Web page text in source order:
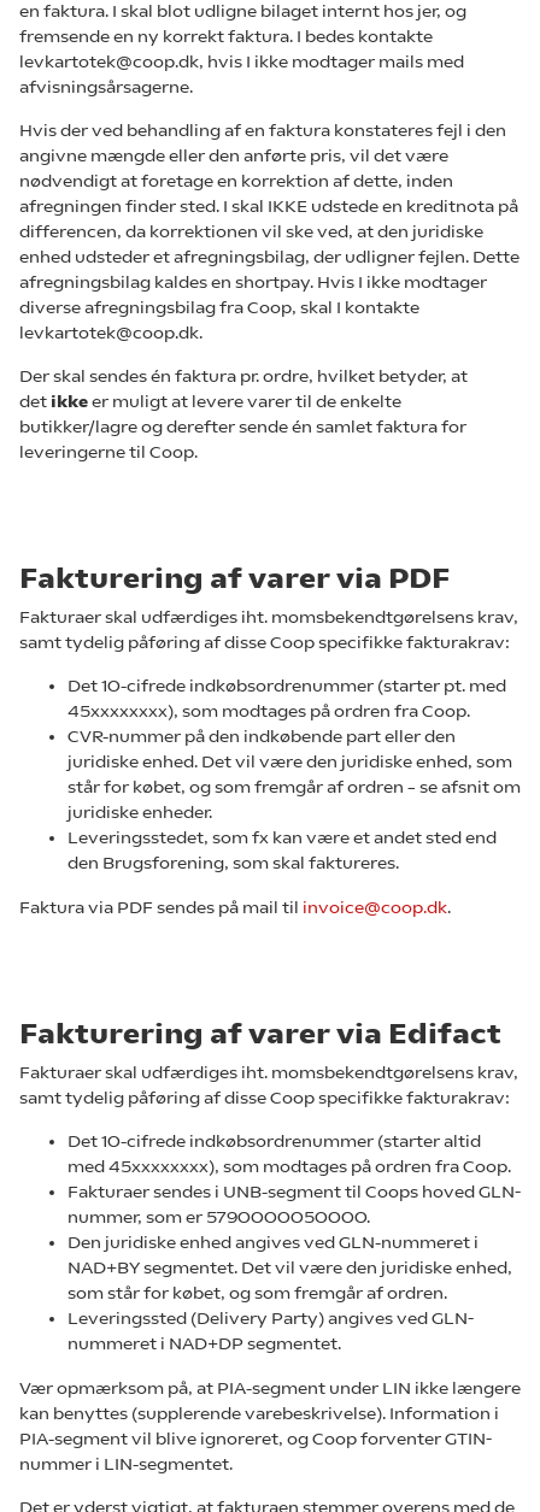
en faktura. I skal blot udligne bilaget internt hos jer, og
fremsende en ny korrekt faktura. I bedes kontakte
levkartotek@coop.dk, hvis I ikke modtager mails med
afvisningsårsagerne.
Hvis der ved behandling af en faktura konstateres fejl i den
angivne mængde eller den anførte pris, vil det være
nødvendigt at foretage en korrektion af dette, inden
afregningen finder sted. I skal IKKE udstede en kreditnota på
differencen, da korrektionen vil ske ved, at den juridiske
enhed udsteder et afregningsbilag, der udligner fejlen. Dette
afregningsbilag kaldes en shortpay. Hvis I ikke modtager
diverse afregningsbilag fra Coop, skal I kontakte
levkartotek@coop.dk.
Der skal sendes én faktura pr. ordre, hvilket betyder, at
det ikkeer muligt at levere varer til de enkelte
butikker/lagre og derefter sende én samlet faktura for
leveringerne til Coop.
Fakturering af varer via PDF
Fakturaer skal udfærdiges iht. momsbekendtgørelsens krav,
samt tydelig påføring af disse Coop specifikke fakturakrav:
Det 10-cifrede indkøbsordrenummer (starter pt. med
45xxxxxxxx), som modtages på ordren fra Coop.
CVR-nummer på den indkøbende part eller den
juridiske enhed. Det vil være den juridiske enhed, som
står for købet, og som fremgår af ordren – se afsnit om
juridiske enheder.
Leveringsstedet, som fx kan være et andet sted end
den Brugsforening, som skal faktureres.
Faktura via PDF sendes på mail til invoice@coop.dk.
Fakturering af varer via Edifact
Fakturaer skal udfærdiges iht. momsbekendtgørelsens krav,
samt tydelig påføring af disse Coop specifikke fakturakrav:
Det 10-cifrede indkøbsordrenummer (starter altid
med 45xxxxxxxx), som modtages på ordren fra Coop.
Fakturaer sendes i UNB-segment til Coops hoved GLN-
nummer, som er 5790000050000.
Den juridiske enhed angives ved GLN-nummeret i
NAD+BY segmentet. Det vil være den juridiske enhed,
som står for købet, og som fremgår af ordren.
Leveringssted (Delivery Party) angives ved GLN-
nummeret i NAD+DP segmentet.
Vær opmærksom på, at PIA-segment under LIN ikke længere
kan benyttes (supplerende varebeskrivelse). Information i
PIA-segment vil blive ignoreret, og Coop forventer GTIN-
nummer i LIN-segmentet.
Det eryderst vigtigt, at fakturaen stemmer overens med de